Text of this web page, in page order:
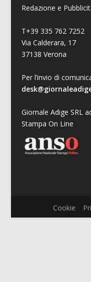
Redazione e
T+39 335 762 7252
Via Calderara, 17
37138 Verona
Per l’invio di
Giornale Adige SRL
Stampa On Line
Cookie